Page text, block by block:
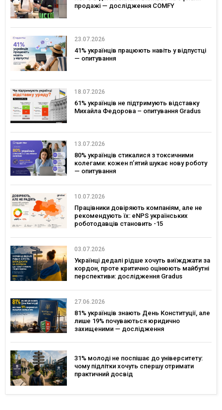
продажі — дослідження COMFY
23.07.2026
41% українців працюють навіть у відпустці
— опитування
18.07.2026
61% українців не підтримують відставку
Михайла Федорова – опитування Gradus
13.07.2026
80% українців стикалися з токсичними
колегами: кожен п’ятий шукає нову роботу
— опитування
10.07.2026
Працівники довіряють компаніям, але не
рекомендують їх: eNPS українських
роботодавців становить -15
03.07.2026
Українці дедалі рідше хочуть виїжджати за
кордон, проте критично оцінюють майбутні
перспективи: дослідження Gradus
27.06.2026
81% українців знають День Конституції, але
лише 19% почуваються юридично
захищеними — дослідження
31% молоді не поспішає до університету:
чому підлітки хочуть спершу отримати
практичний досвід